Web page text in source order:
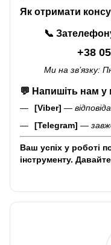
Як отримати
📞
+38 050
Ми на зв’язку:
💬 Напишіть нам у
[Viber] —
[Telegram] —
Ваш успіх у роботі
інструменту.